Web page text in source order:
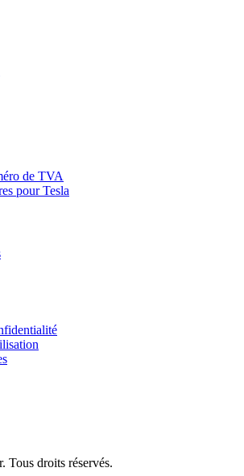
de TVA
pour Tesla
Tous droits réservés.